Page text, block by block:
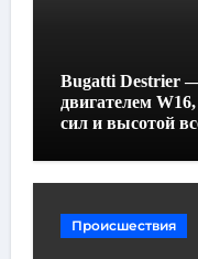
Bugatti Destrier
двигателем
сил и высотой
Происшествия